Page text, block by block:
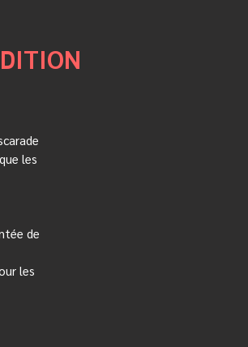
les
de
les